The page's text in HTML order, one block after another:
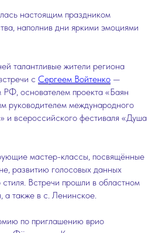
настоящим праздником
наполнив дни яркими эмоциями
талантливые жители региона
с Сергеем Войтенко —
РФ, основателем проекта «Баян
руководителем международного
и всероссийского фестиваля «Душа
мастер-классы, посвящённые
развитию голосовых данных
Встречи прошли в областном
а также в с. Ленинское.
по приглашению врио